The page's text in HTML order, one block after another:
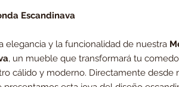
Escandinava
elegancia y la funcionalidad de nuestra
, un mueble que transformará tu
cálido y moderno. Directamente desde